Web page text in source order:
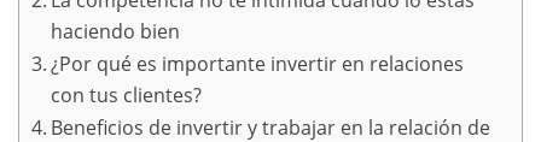
haciendo bien
¿Por qué es importante invertir en relaciones
con tus clientes?
Beneficios de invertir y trabajar en la relación de